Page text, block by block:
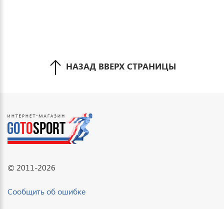
НАЗАД ВВЕРХ СТРАНИЦЫ
© 2011-2026
Сообщить об ошибке